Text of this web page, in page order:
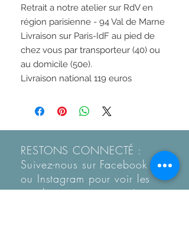
Retrait a notre atelier sur RdV en
région parisienne - 94 Val de Marne
Livraison sur Paris-IdF au pied de
chez vous par transporteur (40) ou
au domicile (50e).
Livraison national 119 euros
RESTONS CONNECTÉ :
Suivez-nous sur Facebook
ou Instagram pour voir les
articles enavant-première